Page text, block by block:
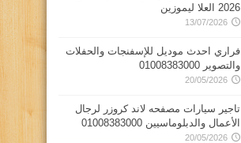
2026 العلا ليموزين
13/07/2026
فراري احدث موديل للإسفنجات والحفلات
والتصوير 01008383000
20/05/2026
تاجير سيارات مصفحه لاند كروزر لرجال
الأعمال والدبلوماسيين 01008383000
20/05/2026